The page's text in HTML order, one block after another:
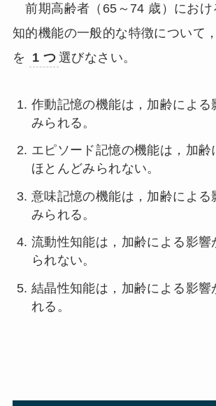
前期高齢者（65～74 歳）におけ
知的機能の一般的な特徴について，
を
1 つ 選びなさい。
作動記憶の機能は，加齢による
みられる。
エピソード記憶の機能は，加齢
ほとんどみられない。
意味記憶の機能は，加齢による
みられる。
流動性知能は，加齢による影響
られない。
結晶性知能は，加齢による影響
れる。